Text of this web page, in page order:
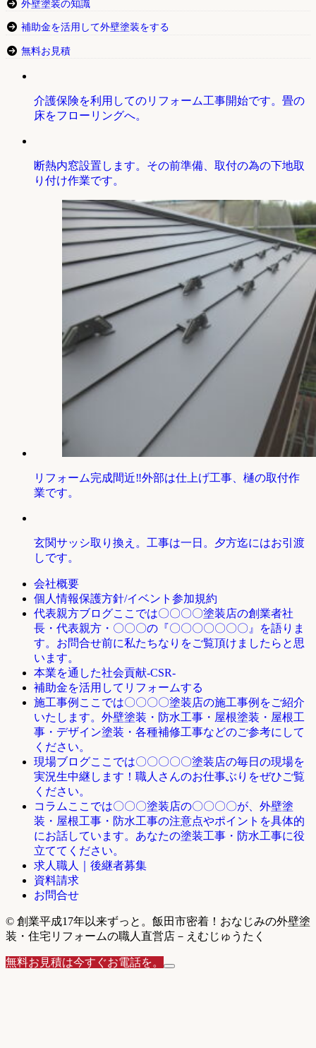
外壁塗装の知識
補助金を活用して外壁塗装をする
無料お見積
介護保険を利用してのリフォーム工事開始です。畳の
床をフローリングへ。
断熱内窓設置します。その前準備、取付の為の下地取
り付け作業です。
リフォーム完成間近‼外部は仕上げ工事、樋の取付作
業です。
玄関サッシ取り換え。工事は一日。夕方迄にはお引渡
しです。
会社概要
個人情報保護方針/イベント参加規約
代表親方ブログここでは〇〇〇〇塗装店の創業者社
長・代表親方・〇〇〇の『〇〇〇〇〇〇〇』を語りま
す。お問合せ前に私たちなりをご覧頂けましたらと思
います。
本業を通した社会貢献-CSR-
補助金を活用してリフォームする
施工事例 ここでは〇〇〇〇塗装店の施工事例をご紹介
いたします。外壁塗装・防水工事・屋根塗装・屋根工
事・デザイン塗装・各種補修工事などのご参考にして
ください。
現場ブログここでは〇〇〇〇〇塗装店の毎日の現場を
実況生中継します！職人さんのお仕事ぶりをぜひご覧
ください。
コラム ここでは〇〇〇塗装店の〇〇〇〇が、外壁塗
装・屋根工事・防水工事の注意点やポイントを具体的
にお話しています。あなたの塗装工事・防水工事に役
立ててください。
求人職人｜後継者募集
資料請求
お問合せ
© 創業平成17年以来ずっと。飯田市密着！おなじみの外壁塗
装・住宅リフォームの職人直営店－えむじゅうたく
無料お見積は今すぐお電話を。